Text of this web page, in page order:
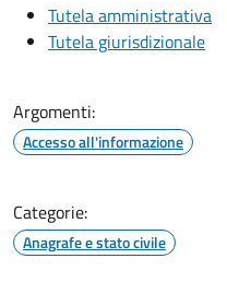
Tutela amministrativa
Tutela giurisdizionale
Argomenti:
Accesso all'informazione
Categorie:
Anagrafe e stato civile